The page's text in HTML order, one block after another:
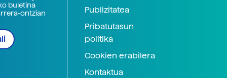
buletina
ontzian
Publizitatea
Pribatutasun
politika
Cookien erabilera
Kontaktua